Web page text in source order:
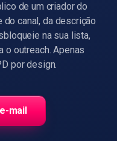
de um criador do
do canal, da descrição
na sua lista,
o outreach. Apenas
por design.
mail